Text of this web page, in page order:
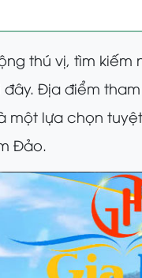
thú vị, tìm kiếm
Địa điểm
một lựa chọn
Đảo.